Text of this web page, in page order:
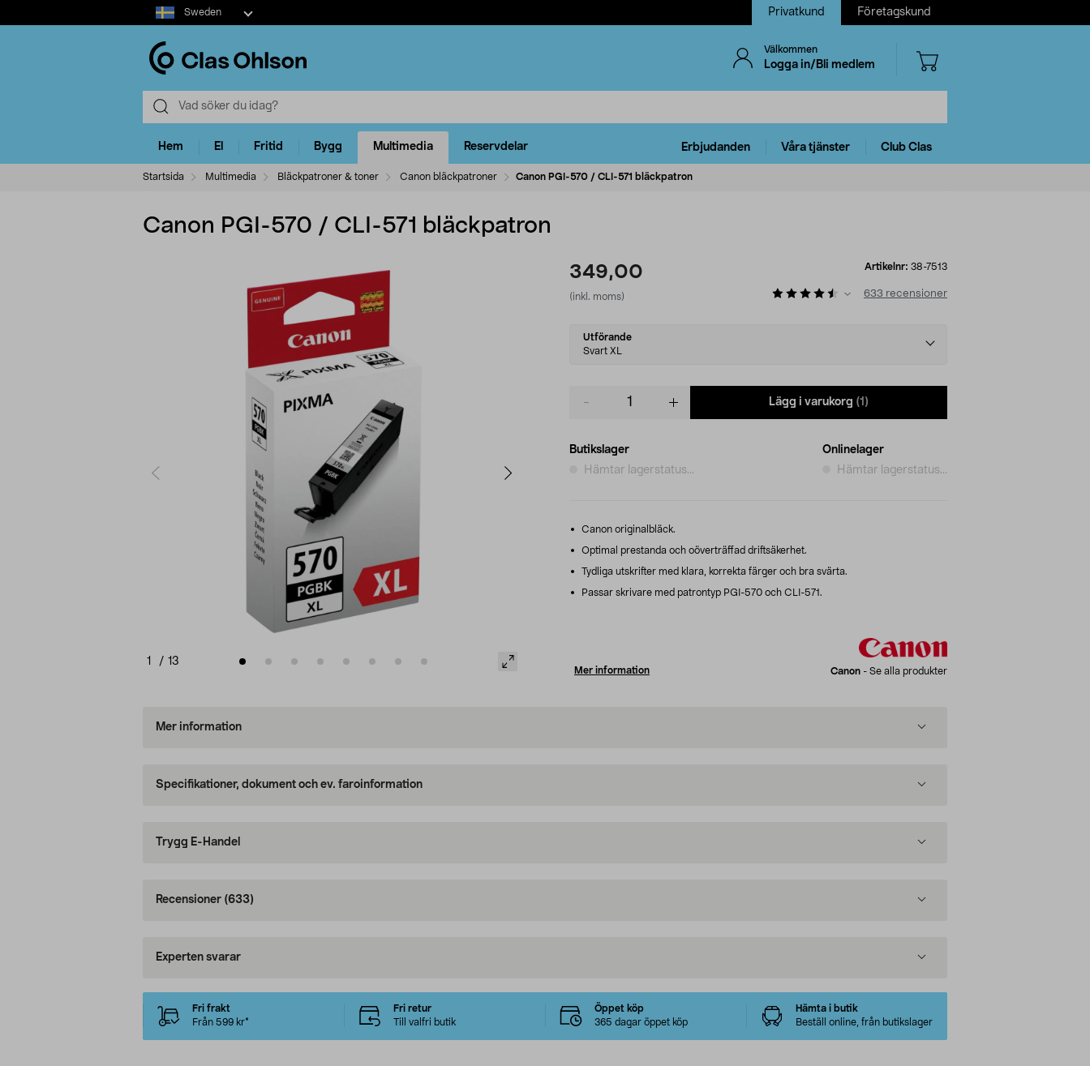
Select
market
Sweden Privatkund Företagskund
Välkommen
Logga in/Bli medlem
Hem El Fritid Bygg Multimedia Reservdelar Erbjudanden Våra tjänster Club Clas
Startsida Multimedia Bläckpatroner & toner Canon bläckpatroner Canon PGI-570 / CLI-571 bläckpatron
Canon PGI-570 / CLI-571 bläckpatron
1 / 13
349,00
(inkl. moms)
Artikelnr: 38-7513
633 recensioner
Select
variant
Utförande
Svart XL
Lägg i varukorg (1)
Butikslager
Hämtar lagerstatus...
Onlinelager
Hämtar lagerstatus...
Canon originalbläck.
Optimal prestanda och oöverträffad driftsäkerhet.
Tydliga utskrifter med klara, korrekta färger och bra svärta.
Passar skrivare med patrontyp PGI-570 och CLI-571.
Mer information Canon - Se alla produkter
Mer information
Specifikationer, dokument och ev. faroinformation
Trygg E-Handel
Recensioner (633)
Experten svarar
Fri frakt
Från 599 kr*
Fri retur
Till valfri butik
Öppet köp
365 dagar öppet köp
Hämta i butik
Beställ online, från butikslager